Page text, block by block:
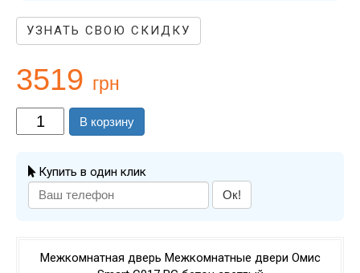
УЗНАТЬ СВОЮ СКИДКУ
3519 грн
В корзину
Купить в один клик
Ок!
Межкомнатная дверь Межкомнатные двери Омис